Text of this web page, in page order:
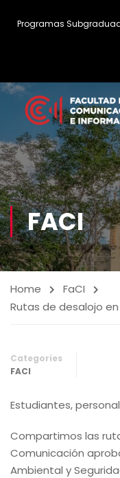
Programas
FACI
Home
FaCI
Rutas de desalojo
Categories
FACI
Estudiantes,
Compartimos las
Comunicación
Ambiental y